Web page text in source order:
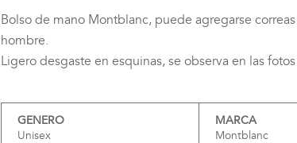
Bolso de mano Montblanc, puede agregarse correas
hombre.
Ligero desgaste en esquinas, se observa en las fotos
GENERO
Unisex
MARCA
Montblanc